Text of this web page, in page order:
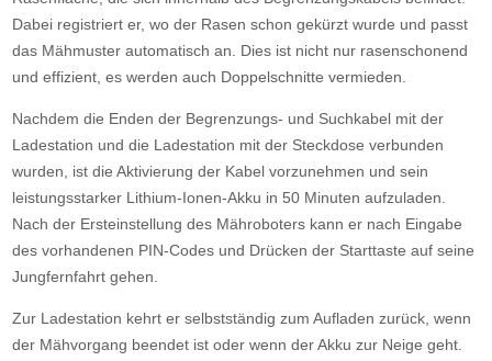
Dabei registriert er, wo der Rasen schon gekürzt wurde und passt
das Mähmuster automatisch an. Dies ist nicht nur rasenschonend
und effizient, es werden auch Doppelschnitte vermieden.
Nachdem die Enden der Begrenzungs- und Suchkabel mit der
Ladestation und die Ladestation mit der Steckdose verbunden
wurden, ist die Aktivierung der Kabel vorzunehmen und sein
leistungsstarker Lithium-Ionen-Akku in 50 Minuten aufzuladen.
Nach der Ersteinstellung des Mähroboters kann er nach Eingabe
des vorhandenen PIN-Codes und Drücken der Starttaste auf seine
Jungfernfahrt gehen.
Zur Ladestation kehrt er selbstständig zum Aufladen zurück, wenn
der Mähvorgang beendet ist oder wenn der Akku zur Neige geht.